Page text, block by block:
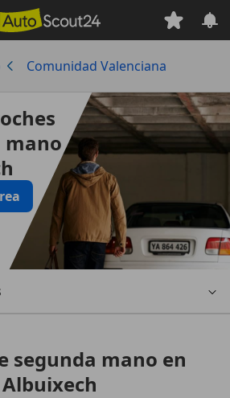
Comunidad Valenciana
mano
segunda mano en
Albuixech